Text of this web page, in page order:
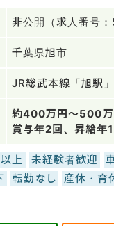
非公開（求人番号
千葉県旭市
JR総武本線「旭駅
約400万円～500
賞与年2回、昇給年
上 未経験者歓迎
転勤なし
産休・育